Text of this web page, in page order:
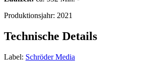
Produktionsjahr: 2021
Technische Details
Label: Schröder Media